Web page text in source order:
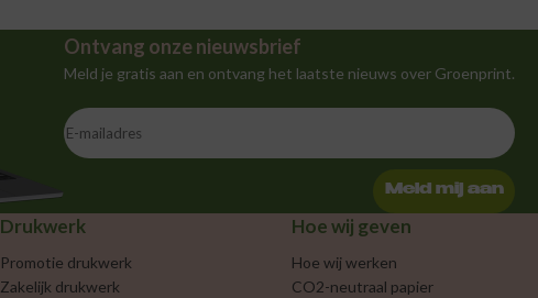
Ontvang onze nieuwsbrief
Meld je gratis aan en ontvang het laatste nieuws over Groenprint.
Meld mij aan
Drukwerk
Promotie drukwerk
Zakelijk drukwerk
Hoe wij geven
Hoe wij werken
CO2-neutraal papier